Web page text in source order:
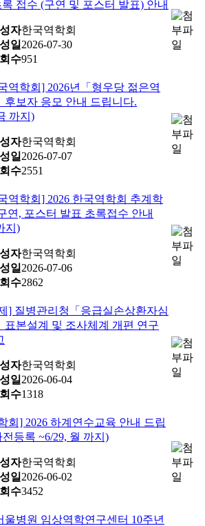
접수 (구연 및 포스터 발표) 안내
자한국역학회
일 2026-07-30
수951
역학회] 2026년「형우당 젊은역
후보자 응모 안내 드립니다.
까지)
자한국역학회
일 2026-07-07
수2551
역학회] 2026 한국역학회 추계학
연, 포스터 발표 초록접수 안내
지)
자한국역학회
일 2026-07-06
수2862
] 질병관리청「응급실손상환자심
표본설계 및 조사체계 개편 연구
자한국역학회
일 2026-06-04
수1318
회] 2026 하계연수교육 안내 드립
전등록 ~6/29, 월 까지)
자한국역학회
일 2026-06-02
수3452
울병원 임상역학연구센터 10주년